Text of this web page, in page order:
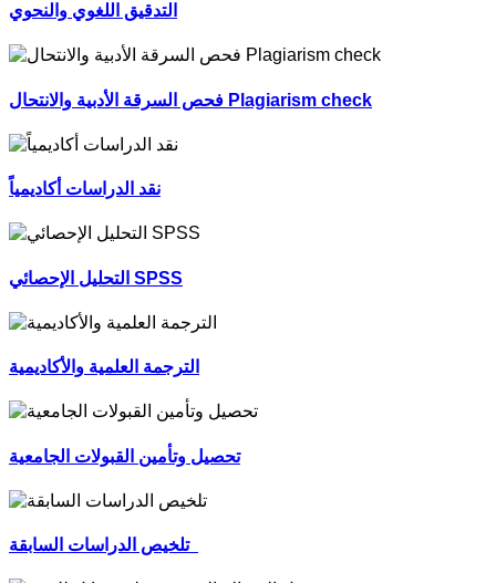
التدقيق اللغوي والنحوي
فحص السرقة الأدبية والانتحال Plagiarism check
نقد الدراسات أكاديمياً
التحليل الإحصائي SPSS
الترجمة العلمية والأكاديمية
تحصيل وتأمين القبولات الجامعية
تلخيص الدراسات السابقة